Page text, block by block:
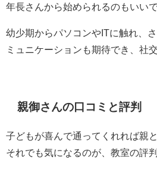
年長さんから始められるのもいいで
幼少期からパソコンやITに触れ、
ミュニケーションも期待でき、社
親御さんの口コミと評判
子どもが喜んで通ってくれれば親
それでも気になるのが、教室の評判